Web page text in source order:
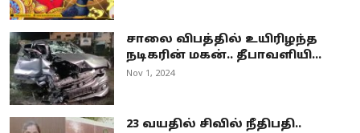
சாலை விபத்தில் உயிரிழந்த
நடிகரின் மகன்.. தீபாவளியி...
Nov 1, 2024
23 வயதில் சிவில் நீதிபதி..